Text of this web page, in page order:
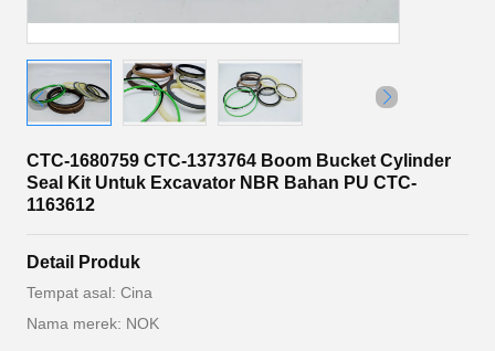
CTC-1680759 CTC-1373764 Boom Bucket Cylinder
Seal Kit Untuk Excavator NBR Bahan PU CTC-
1163612
Detail Produk
Tempat asal: Cina
Nama merek: NOK